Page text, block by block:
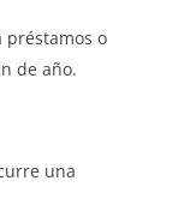
préstamos o
de año.
una